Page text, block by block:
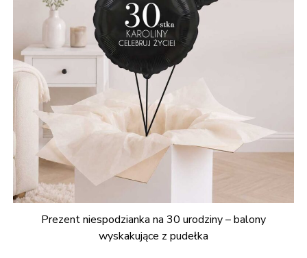
Prezent niespodzianka na 30 urodziny – balony
wyskakujące z pudełka